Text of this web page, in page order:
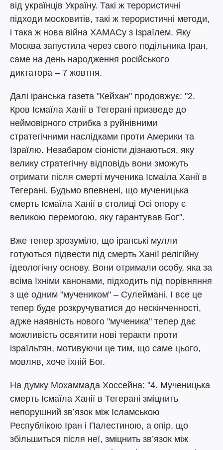
від українців Україну. Такі ж терористичні
підходи московитів, такі ж терористичні методи,
і така ж нова війна ХАМАСу з Ізраїлем. Яку
Москва запустила через свого подільника Іран,
саме на день народження російського
диктатора – 7 жовтня.
Далі іранська газета "Кейхан" продовжує: "2.
Кров Ісмаїла Ханії в Тегерані призведе до
неймовірного стрибка з руйнівними
стратегічними наслідками проти Америки та
Ізраїлю. Незабаром сіоністи дізнаються, яку
велику стратегічну відповідь вони зможуть
отримати після смерті мученика Ісмаїла Ханії в
Тегерані. Будьмо впевнені, що мученицька
смерть Ісмаїла Ханії в столиці Осі опору є
великою перемогою, яку гарантував Бог".
Вже тепер зрозуміло, що іранські мулли
готуються підвести під смерть Ханії релігійну
ідеологічну основу. Вони отримали особу, яка за
всіма їхніми канонами, підходить під порівняння
з ще одним "мучеником" – Сулеймані. І все це
тепер буде розкручуватися до нескінченності,
адже наявність нового "мученика" тепер дає
можливість освятити нові теракти проти
ізраїльтян, мотивуючи це тим, що саме цього,
мовляв, хоче їхній Бог.
На думку Мохаммада Хоссейна: "4. Мученицька
смерть Ісмаїла Ханії в Тегерані зміцнить
непорушний зв’язок між Ісламською
Республікою Іран і Палестиною, а опір, що
збільшиться після неї, зміцнить зв’язок між